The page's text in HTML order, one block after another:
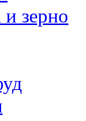
и зерно